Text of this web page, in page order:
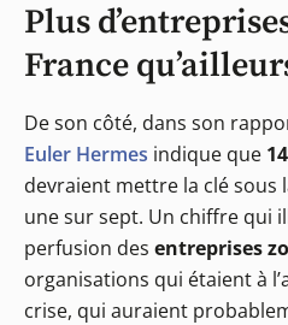
Plus
France
De son côté, dans son
Euler Hermes indique que
devraient mettre la clé sous
une sur sept. Un chiffre qui
perfusion des entreprises
organisations qui étaient à
crise, qui auraient